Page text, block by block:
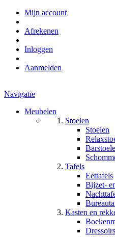
Mijn account
Afrekenen
Inloggen
Aanmelden
Navigatie
Meubelen
Stoelen
Stoelen
Tafels
Eettafels
Bijzet-
Kasten en
Dressoirs